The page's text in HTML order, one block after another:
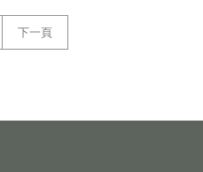
下一頁